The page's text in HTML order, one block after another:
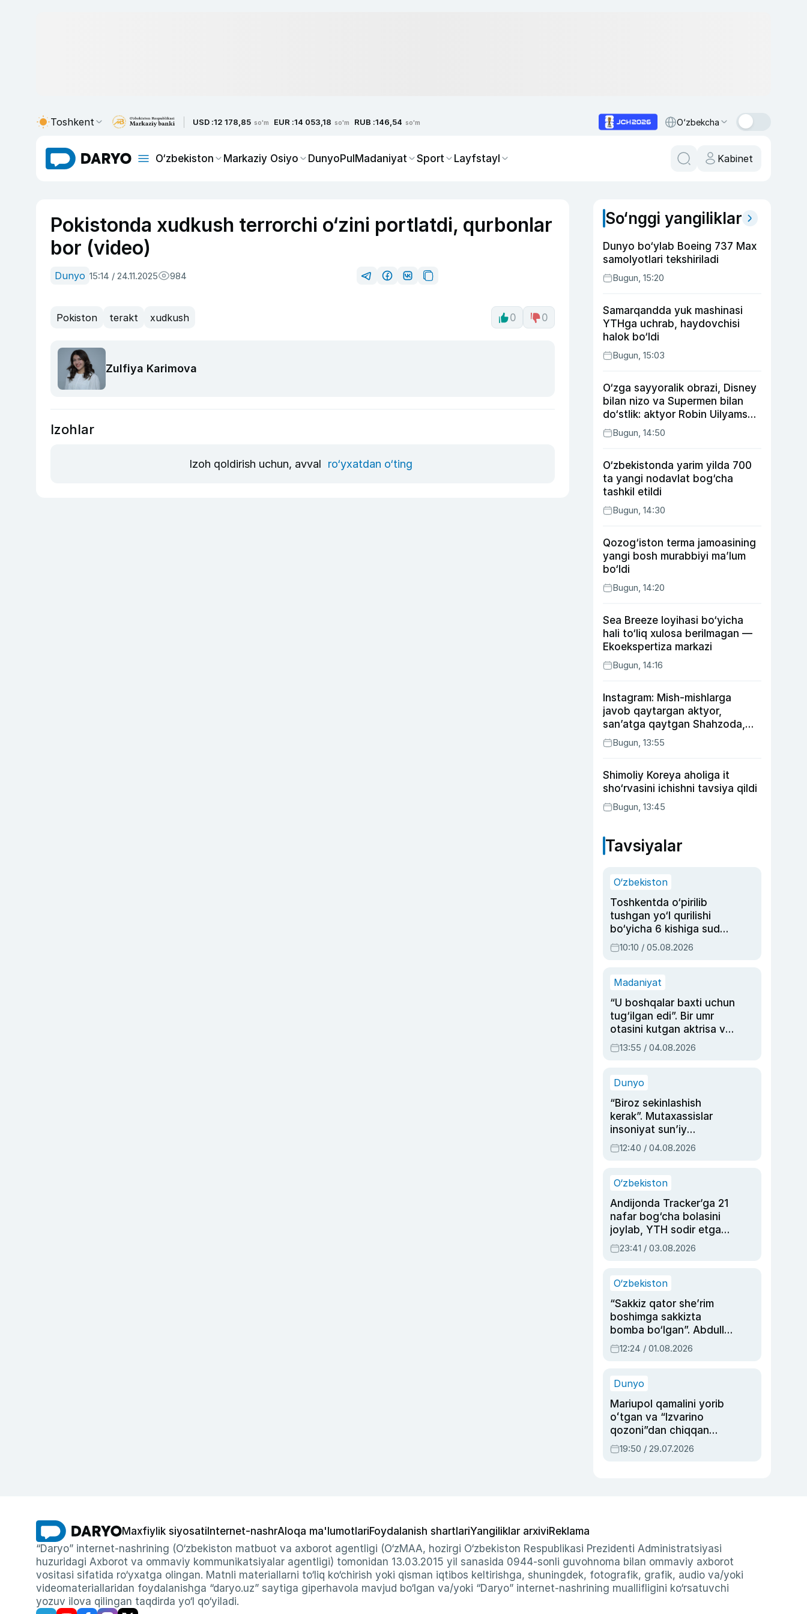
Toshkent USD :12 178,85 so'm EUR :14 053,18 so'm RUB :146,54 so'm O‘zbekcha
O‘zbekiston Markaziy Osiyo DunyoPulMadaniyat Sport Layfstayl Kabinet
Pokistonda xudkush terrorchi o‘zini portlatdi, qurbonlar
bor (video)
Dunyo 15:14 / 24.11.2025 984
Pokiston terakt xudkush 0 0
Zulfiya Karimova
Izohlar
Izoh qoldirish uchun, avval ro‘yxatdan o‘ting
So‘nggi yangiliklar
Dunyo bo‘ylab Boeing 737 Max
samolyotlari tekshiriladi
Bugun, 15:20
Samarqandda yuk mashinasi
YTHga uchrab, haydovchisi
halok bo‘ldi
Bugun, 15:03
O‘zga sayyoralik obrazi, Disney
bilan nizo va Supermen bilan
do‘stlik: aktyor Robin Uilyams
haqida ko‘pchilik bilmaydigan
faktlar
Bugun, 14:50
O‘zbekistonda yarim yilda 700
ta yangi nodavlat bog‘cha
tashkil etildi
Bugun, 14:30
Qozog‘iston terma jamoasining
yangi bosh murabbiyi ma’lum
bo‘ldi
Bugun, 14:20
Sea Breeze loyihasi bo‘yicha
hali to‘liq xulosa berilmagan —
Ekoekspertiza markazi
Bugun, 14:16
Instagram: Mish-mishlarga
javob qaytargan aktyor,
san’atga qaytgan Shahzoda,
yo‘lga asfalt yotqizgan
Jahongir Otajonov
Bugun, 13:55
Shimoliy Koreya aholiga it
sho‘rvasini ichishni tavsiya qildi
Bugun, 13:45
Tavsiyalar
O‘zbekiston
Toshkentda o‘pirilib
tushgan yo‘l qurilishi
bo‘yicha 6 kishiga sud
hukmi o‘qildi
10:10 / 05.08.2026
Madaniyat
“U boshqalar baxti uchun
tug‘ilgan edi”. Bir umr
otasini kutgan aktrisa va
dublyaj ustasi Rimma
Ahmedovaning
13:55 / 04.08.2026
Dunyo
“Biroz sekinlashish
kerak”. Mutaxassislar
insoniyat sun’iy
intellektni boshqara
olmay qolishidan xavotir
12:40 / 04.08.2026
O‘zbekiston
Andijonda Tracker’ga 21
nafar bog‘cha bolasini
joylab, YTH sodir etgan
ayolga sud hukmi o‘qildi
23:41 / 03.08.2026
O‘zbekiston
“Sakkiz qator she’rim
boshimga sakkizta
bomba bo‘lgan”. Abdulla
Oripovni siyosiy
ayblovlardan asrab
12:24 / 01.08.2026
Dunyo
Mariupol qamalini yorib
oʻtgan va “Izvarino
qozoni”dan chiqqan
qahramon — Ukraina
armiyasi bosh
19:50 / 29.07.2026
Maxfiylik siyosati Internet-nashrAloqa ma'lumotlariFoydalanish shartlariYangiliklar arxiviReklama
“Daryo” internet-nashrining (O‘zbekiston matbuot va axborot agentligi (O‘zMAA, hozirgi O‘zbekiston Respublikasi Prezidenti Administratsiyasi
huzuridagi Axborot va ommaviy kommunikatsiyalar agentligi) tomonidan 13.03.2015 yil sanasida 0944-sonli guvohnoma bilan ommaviy axborot
vositasi sifatida ro‘yxatga olingan. Matnli materiallarni to‘liq ko‘chirish yoki qisman iqtibos keltirishga, shuningdek, fotografik, grafik, audio va/yoki
videomateriallaridan foydalanishga “daryo.uz” saytiga giperhavola mavjud bo‘lgan va/yoki “Daryo” internet-nashrining muallifligini ko‘rsatuvchi
yozuv ilova qilingan taqdirda yo‘l qo‘yiladi.